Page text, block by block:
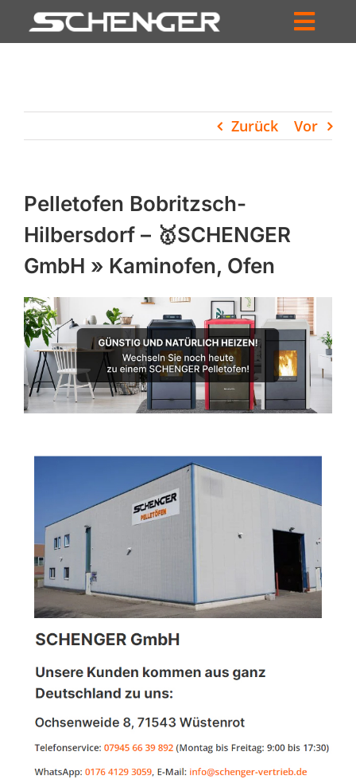
Inhalt
HÄNDLERSUCHE
UNTERNEHMEN
PROFIL
WARENKORB
PRODUCTS
SEARCH
Zurück Vor
Pelletofen Bobritzsch-
Hilbersdorf – 🥇SCHENGER
GmbH » Kaminofen, Ofen